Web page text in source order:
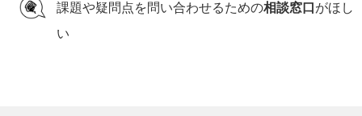
課題や疑問点を問い合わせるための相談窓口 がほし
い